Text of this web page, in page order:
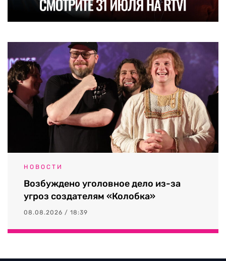
НОВОСТИ
Возбуждено уголовное дело из-за
угроз создателям «Колобка»
08.08.2026 / 18:39